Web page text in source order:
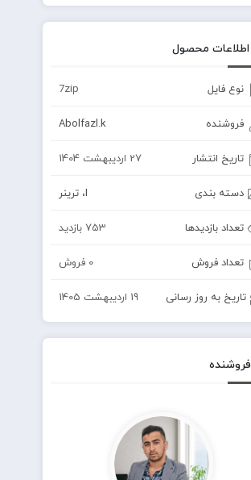
اطلاعات محصول
نوع فایل 7zip
فروشنده Abolfazl.k
تاریخ انتشار 27 اردیبهشت 1404
دسته بندی I، ترینر
تعداد بازدیدها 753 بازدید
تعداد فروش 0 فروش
تاریخ به روز رسانی 19 اردیبهشت 1405
فروشنده